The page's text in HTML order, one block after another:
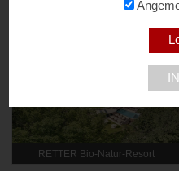
RETTER Bio-Natur-Resort